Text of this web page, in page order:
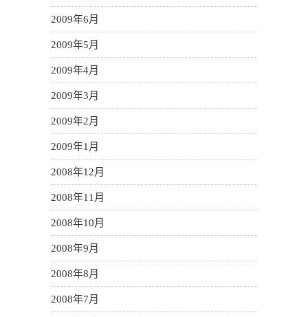
2009年6月
2009年5月
2009年4月
2009年3月
2009年2月
2009年1月
2008年12月
2008年11月
2008年10月
2008年9月
2008年8月
2008年7月